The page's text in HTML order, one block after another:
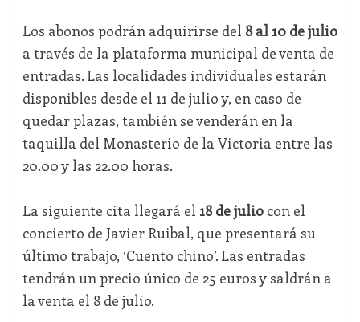
Los abonos podrán adquirirse del 8 al 10 de julio
a través de la plataforma municipal de venta de
entradas. Las localidades individuales estarán
disponibles desde el 11 de julio y, en caso de
quedar plazas, también se venderán en la
taquilla del Monasterio de la Victoria entre las
20.00 y las 22.00 horas.
La siguiente cita llegará el 18 de juliocon el
concierto de Javier Ruibal, que presentará su
último trabajo, ‘Cuento chino’. Las entradas
tendrán un precio único de 25 euros y saldrán a
la venta el 8 de julio.